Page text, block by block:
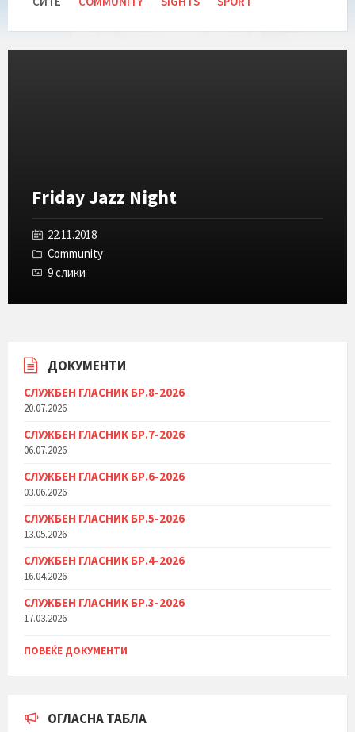
Friday Jazz Night
22.11.2018
Community
9 слики
ДОКУМЕНТИ
СЛУЖБЕН ГЛАСНИК БР.8-2026
20.07.2026
СЛУЖБЕН ГЛАСНИК БР.7-2026
06.07.2026
СЛУЖБЕН ГЛАСНИК БР.6-2026
03.06.2026
СЛУЖБЕН ГЛАСНИК БР.5-2026
13.05.2026
СЛУЖБЕН ГЛАСНИК БР.4-2026
16.04.2026
СЛУЖБЕН ГЛАСНИК БР.3-2026
17.03.2026
ПОВЕЌЕ ДОКУМЕНТИ
ОГЛАСНА ТАБЛА